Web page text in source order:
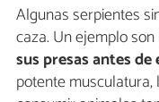
Algunas serpientes
caza. Un ejemplo
sus presas antes
potente